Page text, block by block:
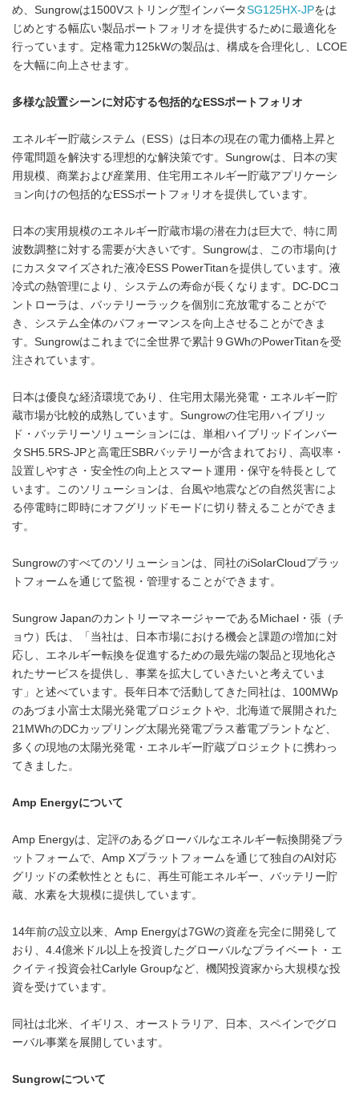
め、Sungrowは1500Vストリング型インバータSG125HX-JPをは
じめとする幅広い製品ポートフォリオを提供するために最適化を
行っています。定格電力125kWの製品は、構成を合理化し、LCOE
を大幅に向上させます。
多様な設置シーンに対応する包括的な ESSポートフォリオ
エネルギー貯蔵システム（ESS）は日本の現在の電力価格上昇と
停電問題を解決する理想的な解決策です。Sungrowは、日本の実
用規模、商業および産業用、住宅用エネルギー貯蔵アプリケーシ
ョン向けの包括的なESSポートフォリオを提供しています。
日本の実用規模のエネルギー貯蔵市場の潜在力は巨大で、特に周
波数調整に対する需要が大きいです。Sungrowは、この市場向け
にカスタマイズされた液冷ESS PowerTitanを提供しています。液
冷式の熱管理により、システムの寿命が長くなります。DC-DCコ
ントローラは、バッテリーラックを個別に充放電することがで
き、システム全体のパフォーマンスを向上させることができま
す。Sungrowはこれまでに全世界で累計９GWhのPowerTitanを受
注されています。
日本は優良な経済環境であり、住宅用太陽光発電・エネルギー貯
蔵市場が比較的成熟しています。Sungrowの住宅用ハイブリッ
ド・バッテリーソリューションには、単相ハイブリッドインバー
タSH5.5RS-JPと高電圧SBRバッテリーが含まれており、高収率・
設置しやすさ・安全性の向上とスマート運用・保守を特長として
います。このソリューションは、台風や地震などの自然災害によ
る停電時に即時にオフグリッドモードに切り替えることができま
す。
Sungrowのすべてのソリューションは、同社のiSolarCloudプラッ
トフォームを通じて監視・管理することができます。
Sungrow JapanのカントリーマネージャーであるMichael・張（チ
ョウ）氏は、「当社は、日本市場における機会と課題の増加に対
応し、エネルギー転換を促進するための最先端の製品と現地化さ
れたサービスを提供し、事業を拡大していきたいと考えていま
す」と述べています。長年日本で活動してきた同社は、100MWp
のあづま小富士太陽光発電プロジェクトや、北海道で展開された
21MWhのDCカップリング太陽光発電プラス蓄電プラントなど、
多くの現地の太陽光発電・エネルギー貯蔵プロジェクトに携わっ
てきました。
Amp Energyについて
Amp Energyは、定評のあるグローバルなエネルギー転換開発プラ
ットフォームで、Amp Xプラットフォームを通じて独自のAI対応
グリッドの柔軟性とともに、再生可能エネルギー、バッテリー貯
蔵、水素を大規模に提供しています。
14年前の設立以来、Amp Energyは7GWの資産を完全に開発して
おり、4.4億米ドル以上を投資したグローバルなプライベート・エ
クイティ投資会社Carlyle Groupなど、機関投資家から大規模な投
資を受けています。
同社は北米、イギリス、オーストラリア、日本、スペインでグロ
ーバル事業を展開しています。
Sungrowについて